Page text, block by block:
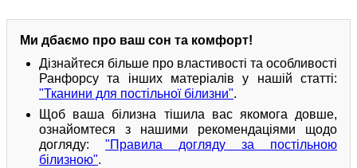
Ми дбаємо про ваш сон та комфорт!
Дізнайтеся більше про властивості та особливості
Ранфорсу та інших матеріалів у нашій статті:
"Тканини для постільної білизни".
Щоб ваша білизна тішила вас якомога довше,
ознайомтеся з нашими рекомендаціями щодо
догляду: "Правила догляду за постільною
білизною".